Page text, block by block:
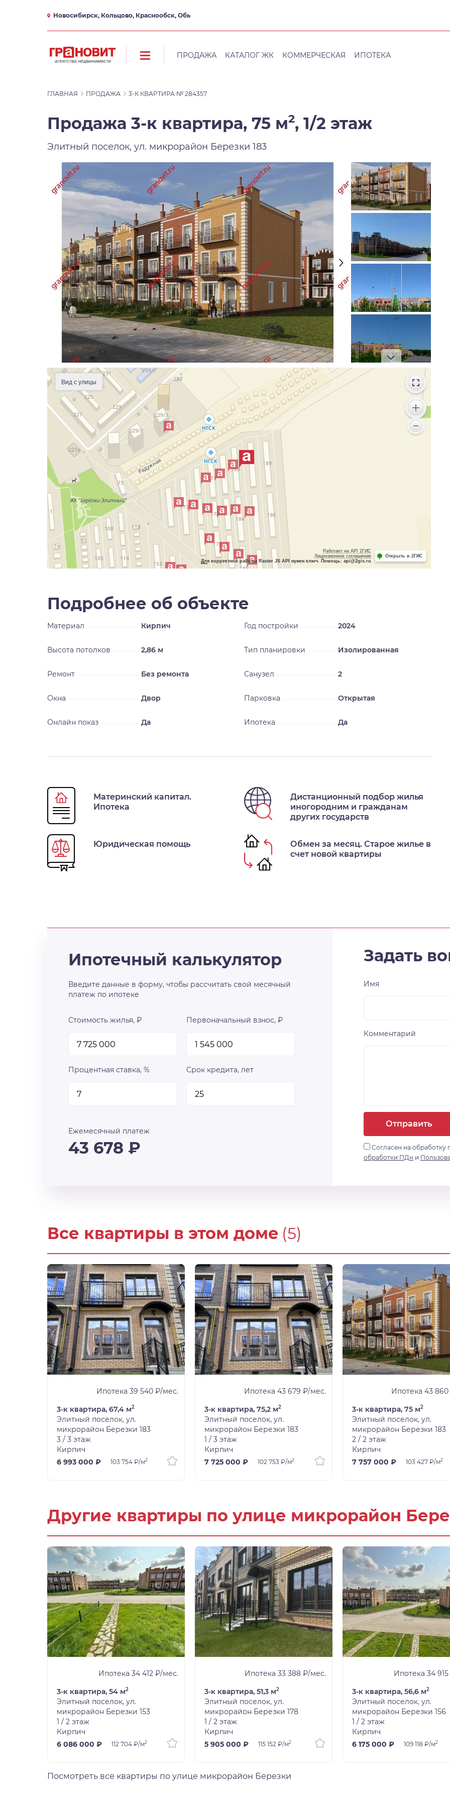
Новосибирск, Кольцово, Краснообск, Обь
ПРОДАЖА КАТАЛОГ ЖК КОММЕРЧЕСКАЯ ИПОТЕКА
ГЛАВНАЯ ПРОДАЖА 3-К КВАРТИРА № 284357
Продажа 3-к квартира, 75 м2, 1/2 этаж
Элитный поселок, ул. микрорайон Березки 183
Вид с улицы
Работает на API 2ГИС
Лицензионное соглашение
Для корректной работы Raster JS API нужен ключ. Помощь: api@2gis.ru
Открыть в 2ГИС
Подробнее об объекте
Материал Кирпич Год постройки 2024
Высота потолков 2,86 м Тип планировки Изолированная
Ремонт Без ремонта Санузел 2
Окна Двор Парковка Открытая
Онлайн показ Да Ипотека Да
Материнский капитал.
Ипотека
Дистанционный подбор жилья
иногородним и гражданам
других государств
Юридическая помощь
Обмен за месяц. Старое жилье в
счет новой квартиры
Ипотечный калькулятор
Введите данные в форму, чтобы рассчитать свой месячный
платеж по ипотеке
Стоимость жилья, ₽ Первоначальный взнос, ₽
Процентная ставка, % Срок кредита, лет
Ежемесячный платеж
43 678 ₽
Задать
Имя
Комментарий
Отправить
Согласен на обработку
обработки ПДн и
Все квартиры в этом доме (5)
Ипотека 39 540 ₽/мес.
3-к квартира, 67,4 м2
Элитный поселок, ул.
микрорайон Березки 183
3 / 3 этаж
Кирпич
6 993 000 ₽
103 754 ₽/м2
Ипотека 43 679 ₽/мес.
3-к квартира, 75,2 м2
Элитный поселок, ул.
микрорайон Березки 183
1 / 3 этаж
Кирпич
7 725 000 ₽
102 753 ₽/м2
Ипотека 43
3-к квартира, 75 м2
Элитный поселок, ул.
микрорайон Березки 183
2 / 2 этаж
Кирпич
7 757 000 ₽
103 427 ₽/м2
Другие квартиры по улице микрорайон
Ипотека 34 412 ₽/мес.
3-к квартира, 54 м2
Элитный поселок, ул.
микрорайон Березки 153
1 / 2 этаж
Кирпич
6 086 000 ₽
112 704 ₽/м2
Ипотека 33 388 ₽/мес.
3-к квартира, 51,3 м2
Элитный поселок, ул.
микрорайон Березки 178
1 / 2 этаж
Кирпич
5 905 000 ₽
115 152 ₽/м2
Ипотека 34
3-к квартира, 56,6 м2
Элитный поселок, ул.
микрорайон Березки 156
1 / 2 этаж
Кирпич
6 175 000 ₽
109 118 ₽/м2
Посмотреть все квартиры по улице микрорайон Березки